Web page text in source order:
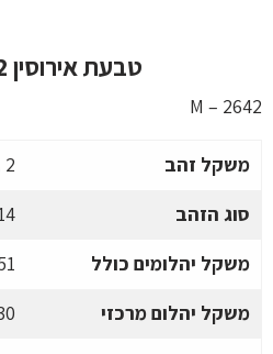
טבעת אירוסין M – 2642
M – 2642
משקל זהב
2 גרם
סוג הזהב
14
משקל יהלומים כולל
משקל יהלום מרכזי